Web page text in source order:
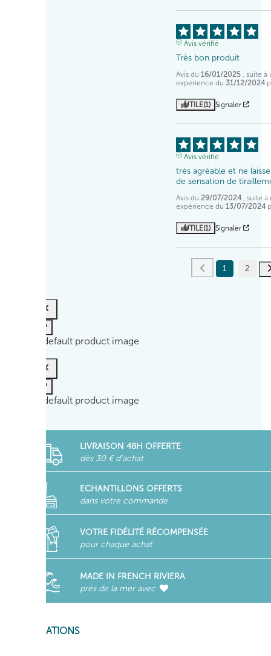
Avis vérifié
Très bon produit
Avis du 16/01/2025
, suite à
expérience du31/12/2024
UTILE(1) Signaler
Avis vérifié
très agréable et ne
de sensation de
Avis du 29/07/2024
, suite
expérience du 13/07/2024
UTILE(1) Signaler
1 2
LIVRAISON 48H OFFERTE
dès 30 € d'achat
ECHANTILLONS OFFERTS
dans votre commande
VOTRE FIDÉLITÉ RÉCOMPENSÉE
pour chaque achat
MADE IN FRENCH RIVIERA
près de la mer avec
INFORMATIONS